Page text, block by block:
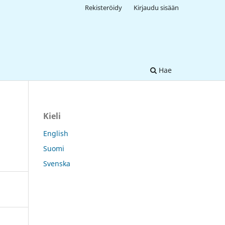
Hae
Rekisteröidy Kirjaudu sisään
Kieli
English
Suomi
Svenska